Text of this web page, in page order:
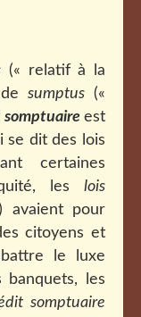
(« relatif à la
sumptus(«
somptuaireest
se dit des lois
certaines
les lois
) avaient pour
citoyens et
le luxe
banquets, les
somptuaire